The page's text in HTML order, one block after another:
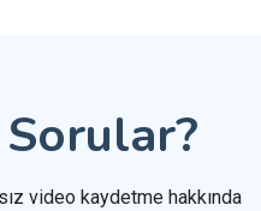
video kaydetme hakkında